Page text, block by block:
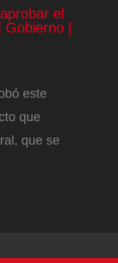
el
|
este
que
que se